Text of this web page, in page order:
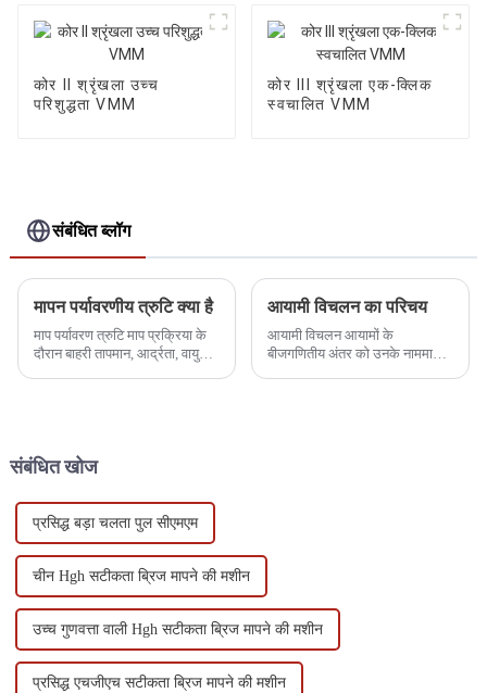
कोर II श्रृंखला उच्च
परिशुद्धता VMM
कोर III श्रृंखला एक-क्लिक
स्वचालित VMM
संबंधित ब्लॉग
मापन पर्यावरणीय त्रुटि क्या है
माप पर्यावरण त्रुटि माप प्रक्रिया के
दौरान बाहरी तापमान, आर्द्रता, वायु
आयामी विचलन का परिचय
आयामी विचलन आयामों के
बीजगणितीय अंतर को उनके नाममात्र
संबंधित खोज
प्रसिद्ध बड़ा चलता पुल सीएमएम
चीन Hgh सटीकता ब्रिज मापने की मशीन
उच्च गुणवत्ता वाली Hgh सटीकता ब्रिज मापने की मशीन
प्रसिद्ध एचजीएच सटीकता ब्रिज मापने की मशीन